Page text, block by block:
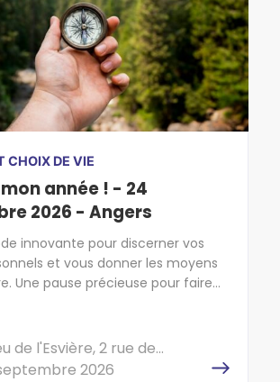
CHOIX DE VIE
année ! - 24
2026 - Angers
innovante pour discerner vos
et vous donner les moyens
Une pause précieuse pour faire
de l'Esvière, 2 rue de
ANGERS
2026